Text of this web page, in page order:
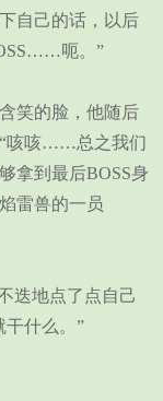
自己的话，以后
呃。”
笑的脸，他随后
“咳咳……总之我们
拿到最后BOSS身
雷兽的一员
迭地点了点自己
干什么。”